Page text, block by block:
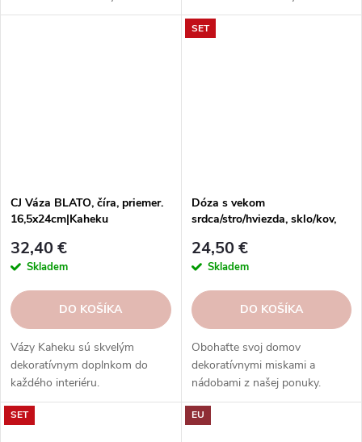
sklo s certifikátom GRS.
sklo s certifikátom GRS.
CJ Váza BLATO, číra, priemer.
16,5x24cm|Kaheku
32,40 €
Skladem
DO KOŠÍKA
Vázy Kaheku sú skvelým
dekoratívnym doplnkom do
každého interiéru.
SET
Dóza s vekom
srdca/stro/hviezda, sklo/kov,
24,50 €
Skladem
DO KOŠÍKA
Obohaťte svoj domov
dekoratívnymi miskami a
nádobami z našej ponuky.
Nájdite si ten správny kúsok
pre svoj štýl a dodajte svojmu
SET EU